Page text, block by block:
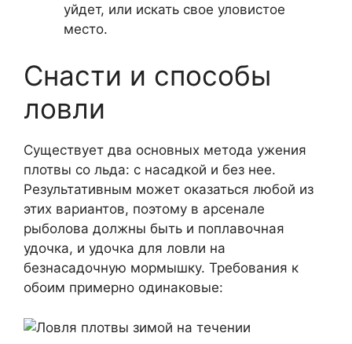
уйдет, или искать свое уловистое
место.
Снасти и способы
ловли
Существует два основных метода ужения
плотвы со льда: с насадкой и без нее.
Результативным может оказаться любой из
этих вариантов, поэтому в арсенале
рыболова должны быть и поплавочная
удочка, и удочка для ловли на
безнасадочную мормышку. Требования к
обоим примерно одинаковые: